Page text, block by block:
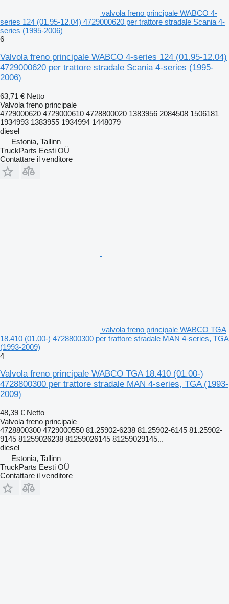
valvola freno principale WABCO 4-
series 124 (01.95-12.04) 4729000620 per trattore stradale Scania 4-
series (1995-2006)
6
Valvola freno principale WABCO 4-series 124 (01.95-12.04)
4729000620 per trattore stradale Scania 4-series (1995-
2006)
63,71 € Netto
Valvola freno principale
4729000620 4729000610 4728800020 1383956 2084508 1506181
1934993 1383955 1934994 1448079
diesel
Estonia, Tallinn
TruckParts Eesti OÜ
Contattare il venditore
valvola freno principale WABCO TGA
18.410 (01.00-) 4728800300 per trattore stradale MAN 4-series, TGA
(1993-2009)
4
Valvola freno principale WABCO TGA 18.410 (01.00-)
4728800300 per trattore stradale MAN 4-series, TGA (1993-
2009)
48,39 € Netto
Valvola freno principale
4728800300 4729000550 81.25902-6238 81.25902-6145 81.25902-
9145 81259026238 81259026145 81259029145...
diesel
Estonia, Tallinn
TruckParts Eesti OÜ
Contattare il venditore